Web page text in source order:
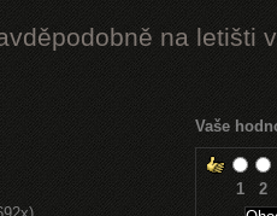
na letišti
Vaše
1 2